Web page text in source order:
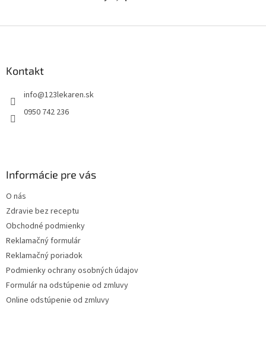
Kontakt
info@123lekaren.sk
0950 742 236
Informácie pre vás
O nás
Zdravie bez receptu
Obchodné podmienky
Reklamačný formulár
Reklamačný poriadok
Podmienky ochrany osobných údajov
Formulár na odstúpenie od zmluvy
Online odstúpenie od zmluvy